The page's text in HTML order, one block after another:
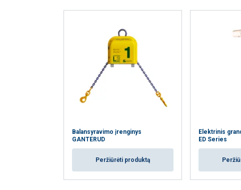
Balansyravimo įrenginys
GANTERUD
Peržiūrėti produktą
Elektrinis
ED Series
PARODYTI